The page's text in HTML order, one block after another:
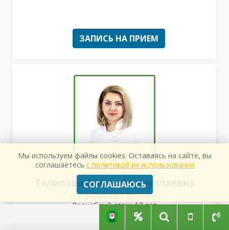
ЗАПИСЬ НА ПРИЕМ
Талипова Олмос Амануллаевна
Специализация: Врач УЗИ
Врачебный стаж: 17 лет
Где ведет прием: Medical On Group на Восстания,
Диагностический центр Доступная Медицина
Мы используем файлы cookies. Оставаясь на сайте, вы
соглашаетесь с политикой их использования
СОГЛАШАЮСЬ